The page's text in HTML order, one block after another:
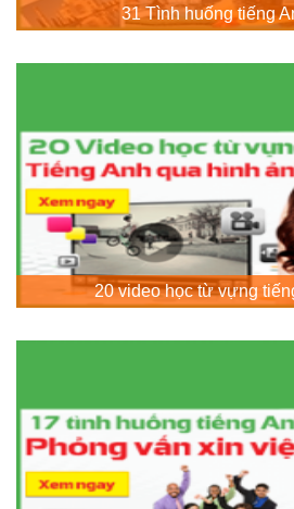
31 Tình huống tiếng
20 video học từ vựng